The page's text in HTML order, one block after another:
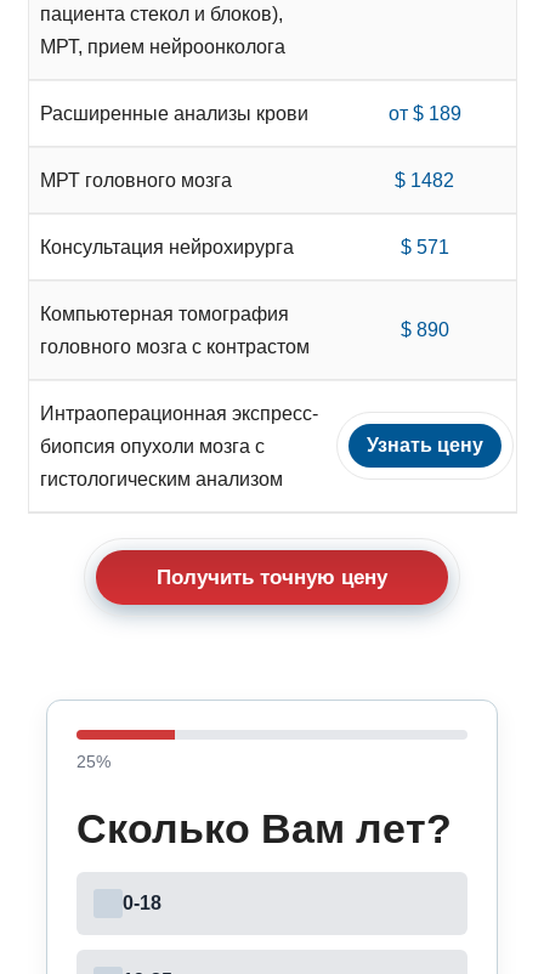
пациента стекол и блоков),
МРТ, прием нейроонколога
Расширенные анализы крови от $ 189
МРТ головного мозга $ 1482
Консультация нейрохирурга $ 571
Компьютерная томография
головного мозга с контрастом
$ 890
Интраоперационная экспресс-
биопсия опухоли мозга с
гистологическим анализом
Узнать цену
Получить точную цену
25%
Сколько Вам лет?
0-18